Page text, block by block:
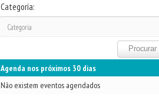
Categoria:
Agenda nos próximos 30 dias
Não existem eventos agendados